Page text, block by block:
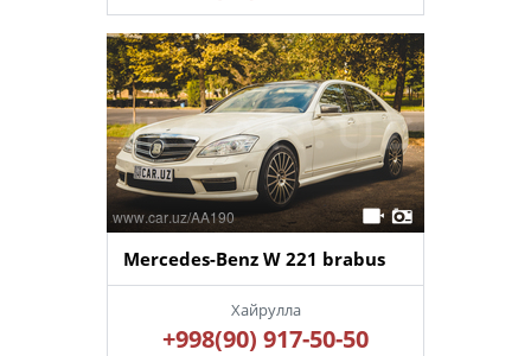
Mercedes-Benz W 221 brabus
Хайрулла
+998(90) 917-50-50